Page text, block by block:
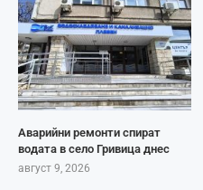
Аварийни ремонти спират
водата в село Гривица днес
август 9, 2026